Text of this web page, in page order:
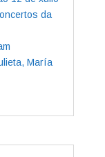
da
María